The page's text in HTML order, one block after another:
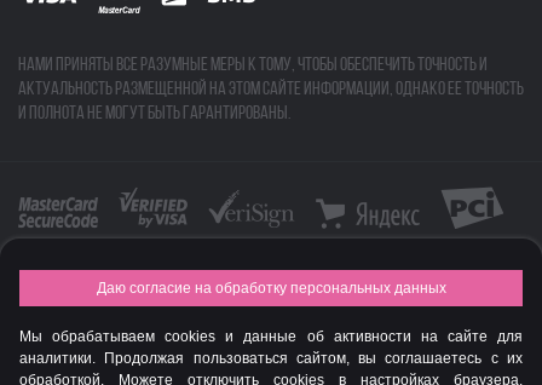
Нами приняты все разумные меры к тому, чтобы обеспечить точность и
актуальность размещенной на этом сайте информации, однако ее точность
и полнота не могут быть гарантированы.
FASHION NEW YEAR AWARDS 2015
© Интернет-магазин профессиональной косметики Spadream
Даю согласие на обработку персональных данных
Мы обрабатываем cookies и данные об активности на сайте для
аналитики. Продолжая пользоваться сайтом, вы соглашаетесь с их
обработкой. Можете отключить cookies в настройках браузера.